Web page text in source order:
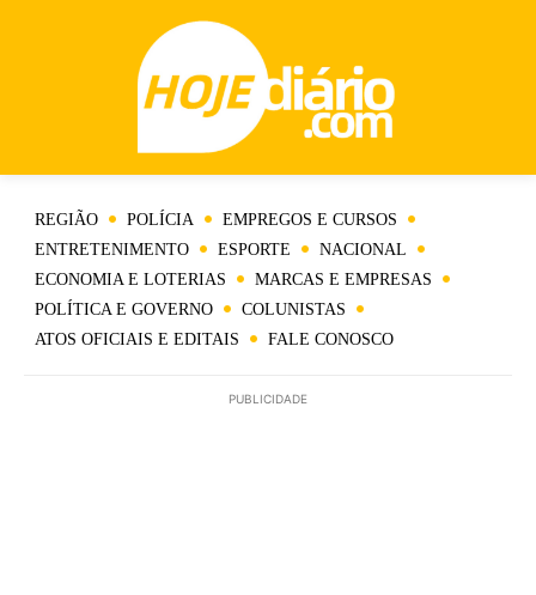
REGIÃO POLÍCIA
EMPREGOS E CURSOS
ENTRETENIMENTO
ESPORTE
NACIONAL
ECONOMIA E LOTERIAS
MARCAS E EMPRESAS
POLÍTICA E GOVERNO
COLUNISTAS
ATOS OFICIAIS E EDITAIS
FALE CONOSCO
PUBLICIDADE